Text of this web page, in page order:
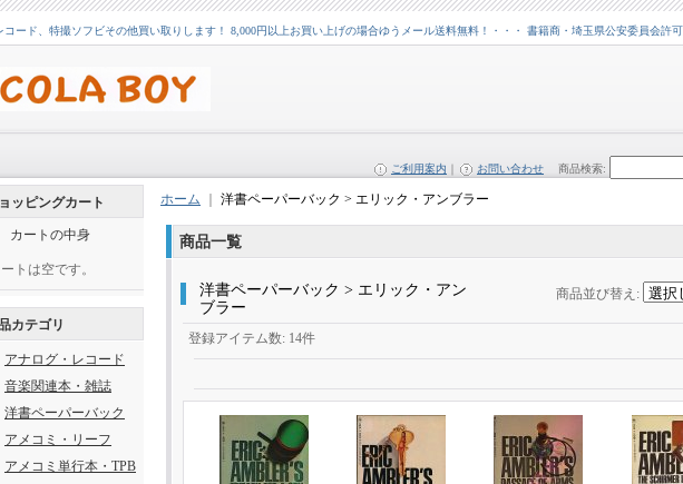
コード、特撮ソフビその他買い取りします！ 8,000円以上お買い上げの場合ゆうメール送料無料！・・・ 書籍商・埼玉県公安委員会許可
ご利用案内 お問い合わせ 商品検索:
ッピングカート
カートの中身
トは空です。
カテゴリ
アナログ・レコード
音楽関連本・雑誌
洋書ペーパーバック
アメコミ・リーフ
アメコミ単行本・TPB
ホーム 洋書ペーパーバック > エリック・アンブラー
商品一覧
洋書ペーパーバック > エリック・アン
ブラー
商品並び替え :
登録アイテム数: 14件